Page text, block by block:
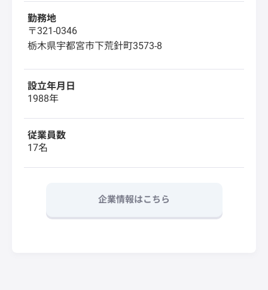
勤務地
〒321-0346
栃木県宇都宮市下荒針町3573-8
設立年月日
1988年
従業員数
17名
企業情報はこちら